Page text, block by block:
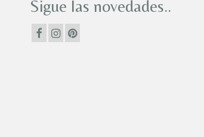
Sigue las novedades..